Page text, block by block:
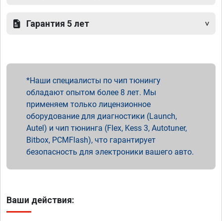
Гарантия 5 лет
Наши специалисты по чип тюнингу
обладают опытом более 8 лет. Мы
применяем только лицензионное
оборудование для диагностики (Launch,
Autel) и чип тюнинга (Flex, Kess 3, Autotuner,
Bitbox, PCMFlash), что гарантирует
безопасность для электроники вашего авто.
Ваши действия: